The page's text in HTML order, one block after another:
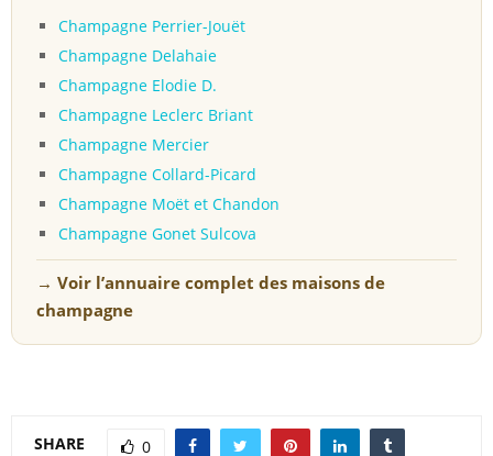
Champagne Perrier-Jouët
Champagne Delahaie
Champagne Elodie D.
Champagne Leclerc Briant
Champagne Mercier
Champagne Collard-Picard
Champagne Moët et Chandon
Champagne Gonet Sulcova
→ Voir l’annuaire complet des maisons de
champagne
SHARE 0